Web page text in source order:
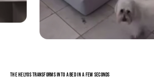
THE HELYOS TRANSFORMS INTO A BED IN A FEW SECONDS